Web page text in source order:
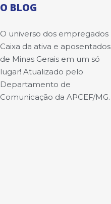
O BLOG
O universo dos empregados
Caixa da ativa e aposentados
de Minas Gerais em um só
lugar! Atualizado pelo
Departamento de
Comunicação da APCEF/MG.